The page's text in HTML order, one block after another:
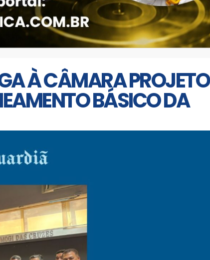
À CÂMARA PROJETO
BÁSICO DA